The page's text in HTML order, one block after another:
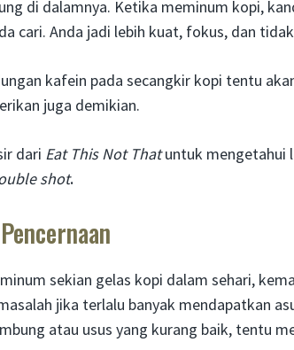
di dalamnya. Ketika meminum kopi,
cari. Anda jadi lebih kuat, fokus, dan
kafein pada secangkir kopi tentu
juga demikian.
dari Eat This Not Thatuntuk mengetahui
shot.
sekian gelas kopi dalam sehari,
jika terlalu banyak mendapatkan
atau usus yang kurang baik, tentu